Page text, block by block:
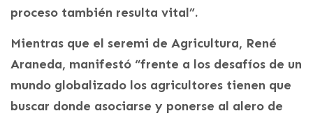
proceso también resulta vital”.
Mientras que el seremi de Agricultura, René
Araneda, manifestó “frente a los desafíos de un
mundo globalizado los agricultores tienen que
buscar donde asociarse y ponerse al alero de